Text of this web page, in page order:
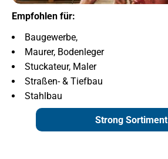
Empfohlen für:
Baugewerbe,
Maurer, Bodenleger
Stuckateur, Maler
Straßen- & Tiefbau
Stahlbau
Strong Sortiment